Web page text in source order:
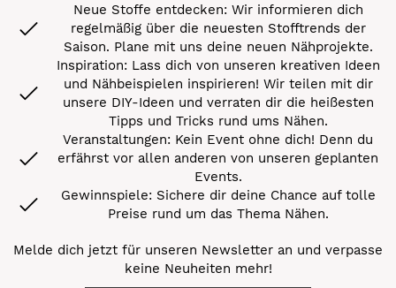
Neue Stoffe entdecken: Wir informieren dich
regelmäßig über die neuesten Stofftrends der
Saison. Plane mit uns deine neuen Nähprojekte.
Inspiration: Lass dich von unseren kreativen Ideen
und Nähbeispielen inspirieren! Wir teilen mit dir
unsere DIY-Ideen und verraten dir die heißesten
Tipps und Tricks rund ums Nähen.
Veranstaltungen: Kein Event ohne dich! Denn du
erfährst vor allen anderen von unseren geplanten
Events.
Gewinnspiele: Sichere dir deine Chance auf tolle
Preise rund um das Thema Nähen.
Melde dich jetzt für unseren Newsletter an und verpasse
keine Neuheiten mehr!